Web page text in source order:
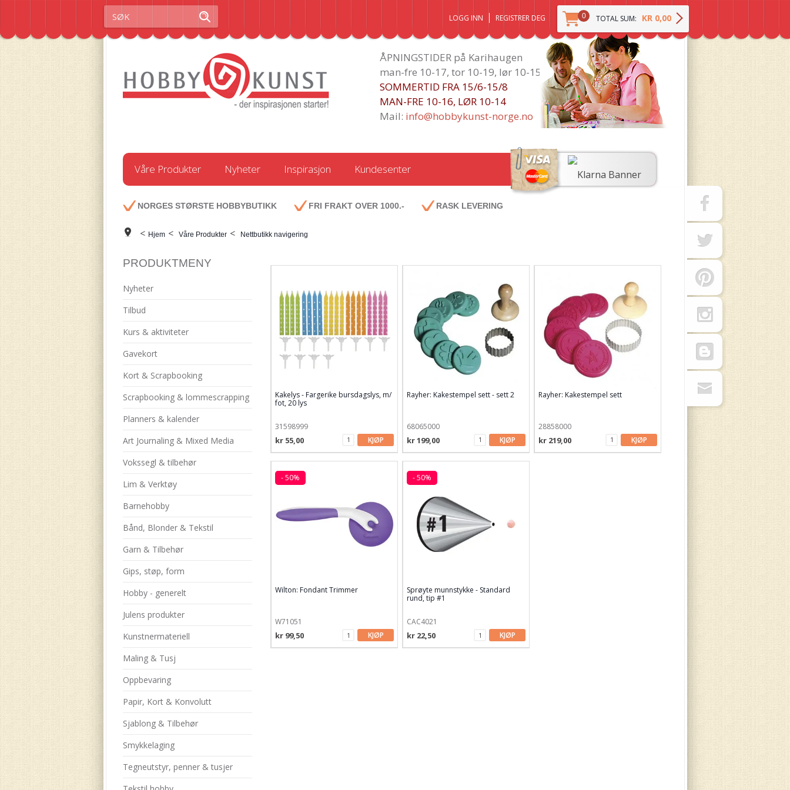
0 TOTAL SUM: KR 0,00
LOGG INN REGISTRER DEG
ÅPNINGSTIDER på Karihaugen
man-fre 10-17, tor 10-19, lør 10-15
SOMMERTID FRA 15/6-15/8
MAN-FRE 10-16, LØR 10-14
Mail: info@hobbykunst-norge.no
Våre Produkter Nyheter Inspirasjon Kundesenter
NORGES STØRSTE HOBBYBUTIKK FRI FRAKT OVER 1000.- RASK LEVERING
< Hjem < Våre Produkter < Nettbutikk navigering
PRODUKTMENY
Nyheter
Tilbud
Kurs & aktiviteter
Gavekort
Kort & Scrapbooking
Scrapbooking & lommescrapping
Planners & kalender
Art Journaling & Mixed Media
Vokssegl & tilbehør
Lim & Verktøy
Barnehobby
Bånd, Blonder & Tekstil
Garn & Tilbehør
Gips, støp, form
Hobby - generelt
Julens produkter
Kunstnermateriell
Maling & Tusj
Oppbevaring
Papir, Kort & Konvolutt
Sjablong & Tilbehør
Smykkelaging
Tegneutstyr, penner & tusjer
Kakelys - Fargerike bursdagslys, m/
fot, 20 lys
31598999
kr 55,00 KJØP
Rayher: Kakestempel sett - sett 2
68065000
kr 199,00 KJØP
Rayher: Kakestempel sett
28858000
kr 219,00 KJØP
- 50%
Wilton: Fondant Trimmer
W71051
kr 99,50 KJØP
- 50%
Sprøyte munnstykke - Standard
rund, tip #1
CAC4021
kr 22,50 KJØP